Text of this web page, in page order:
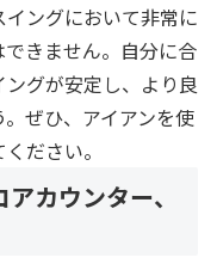
ングにおいて非常に
きません。自分に合
グが安定し、より良
ぜひ、アイアンを使
ださい。
カウンター、